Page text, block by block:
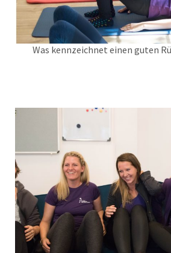
Was kennzeichnet einen guten